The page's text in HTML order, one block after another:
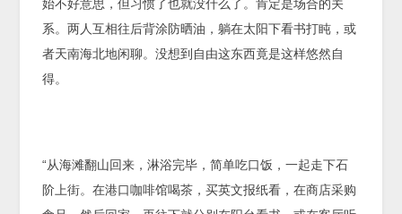
始不好意思，但习惯了也就没什么了。肯定是场合的关
系。两人互相往后背涂防晒油，躺在太阳下看书打盹，或
者天南海北地闲聊。没想到自由这东西竟是这样悠然自
得。
“从海滩翻山回来，淋浴完毕，简单吃口饭，一起走下石
阶上街。在港口咖啡馆喝茶，买英文报纸看，在商店采购